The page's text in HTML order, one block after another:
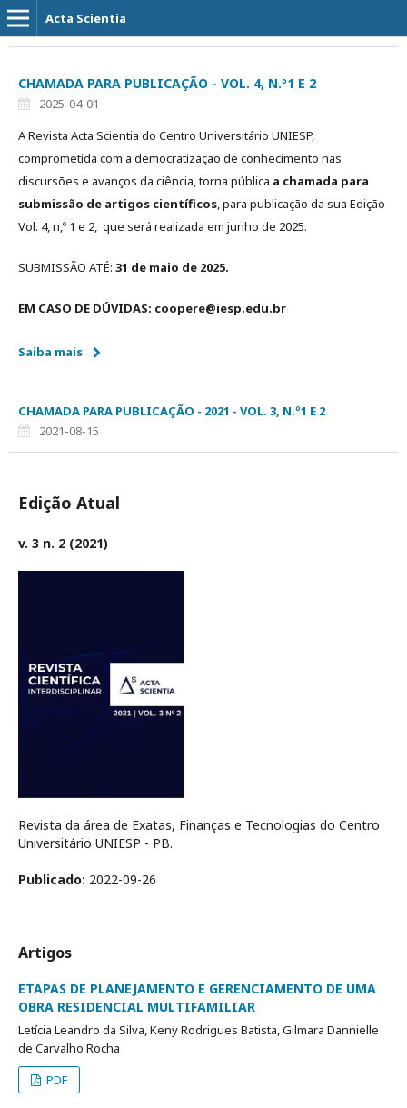
Acta Scientia
CHAMADA PARA PUBLICAÇÃO - VOL. 4, N.º1 E 2
2025-04-01
A Revista Acta Scientia do Centro Universitário UNIESP,
comprometida com a democratização de conhecimento nas
discursões e avanços da ciência, torna pública a chamada para
submissão de artigos científicos, para publicação da sua Edição
Vol. 4, n,º 1 e 2, que será realizada em junho de 2025.
SUBMISSÃO ATÉ: 31 de maio de 2025.
EM CASO DE DÚVIDAS: coopere@iesp.edu.br
Saiba mais
CHAMADA PARA PUBLICAÇÃO - 2021 - VOL. 3, N.º1 E 2
2021-08-15
Edição Atual
v. 3 n. 2 (2021)
Revista da área de Exatas, Finanças e Tecnologias do Centro
Universitário UNIESP - PB.
Publicado: 2022-09-26
Artigos
ETAPAS DE PLANEJAMENTO E GERENCIAMENTO DE UMA
OBRA RESIDENCIAL MULTIFAMILIAR
Letícia Leandro da Silva, Keny Rodrigues Batista, Gilmara Dannielle
de Carvalho Rocha
PDF